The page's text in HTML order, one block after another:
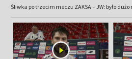
Śliwka po trzecim meczu ZAKSA – JW: było